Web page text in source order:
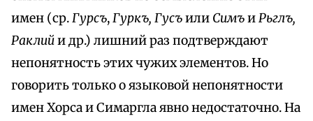
имен (ср.Гурсъ,Гуркъ, Гусъили СимъиРьглъ,
Раклийи др.) лишний раз подтверждают
непонятность этих чужих элементов. Но
говорить только о языковой непонятности
имен Хорса и Симаргла явно недостаточно. На